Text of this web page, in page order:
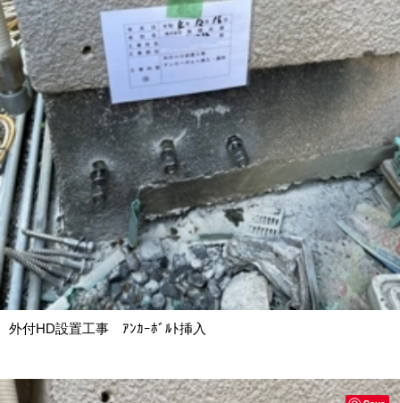
外付HD設置工事 ｱﾝｶｰﾎﾞﾙﾄ挿入